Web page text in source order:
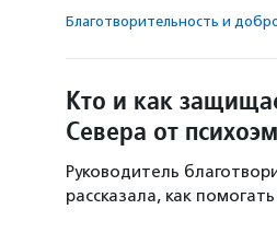
Благотвори­тель­ность и
Кто и как
Севера от
Руководитель
рассказала, как